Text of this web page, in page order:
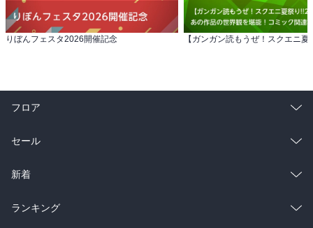
りぼんフェスタ2026開催記念
フロア
総合
ラノベ
雑誌・グラビア
セール
総合
ラノベ
新着
総合
ランキング